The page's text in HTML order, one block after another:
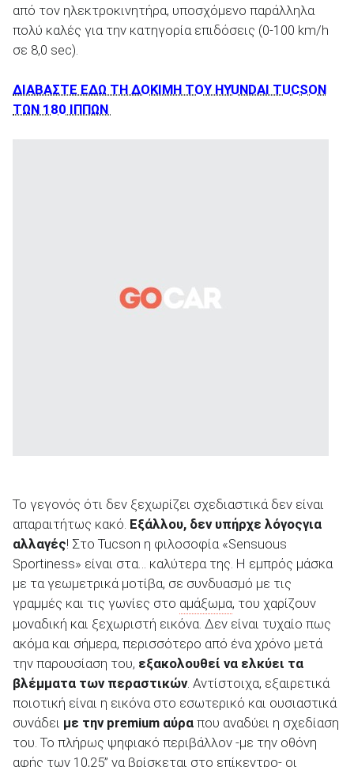
από τον ηλεκτροκινητήρα, υποσχόμενο παράλληλα
πολύ καλές για την κατηγορία επιδόσεις (0-100 km/h
σε 8,0 sec).
ΔΙΑΒΑΣΤΕ ΕΔΩ ΤΗ ΔΟΚΙΜΗ ΤΟΥ HYUNDAI TUCSON
ΤΩΝ 180 ΙΠΠΩΝ
Το γεγονός ότι δεν ξεχωρίζει σχεδιαστικά δεν είναι
απαραιτήτως κακό. Εξάλλου, δεν υπήρχε λόγοςγια
αλλαγές! Στο Tucson η φιλοσοφία «Sensuous
Sportiness» είναι στα… καλύτερα της. Η εμπρός μάσκα
με τα γεωμετρικά μοτίβα, σε συνδυασμό με τις
γραμμές και τις γωνίες στο αμάξωμα, του χαρίζουν
μοναδική και ξεχωριστή εικόνα. Δεν είναι τυχαίο πως
ακόμα και σήμερα, περισσότερο από ένα χρόνο μετά
την παρουσίαση του, εξακολουθεί να ελκύει τα
βλέμματα των περαστικών. Αντίστοιχα, εξαιρετικά
ποιοτική είναι η εικόνα στο εσωτερικό και ουσιαστικά
συνάδει με την premium αύρα που αναδύει η σχεδίαση
του. Το πλήρως ψηφιακό περιβάλλον -με την οθόνη
αφής των 10,25’’ να βρίσκεται στο επίκεντρο- οι